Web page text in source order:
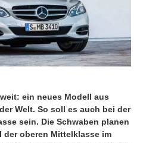
ein neues Modell aus
Welt. So soll es auch bei der
sein. Die Schwaben planen
der oberen Mittelklasse im